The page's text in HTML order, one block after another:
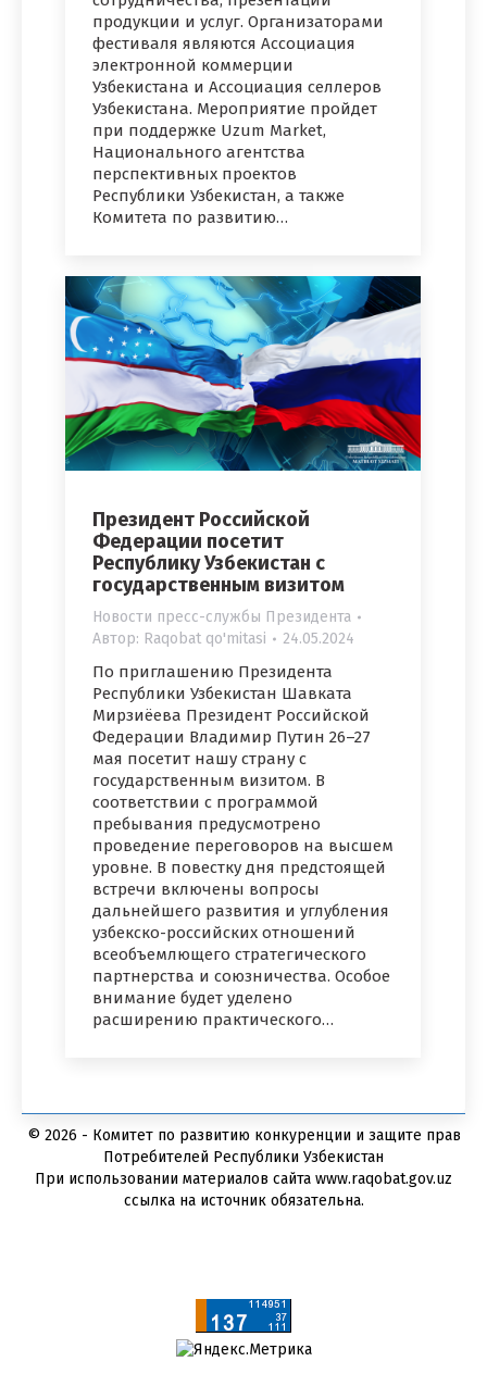
продукции и услуг. Организаторами
фестиваля являются Ассоциация
электронной коммерции
Узбекистана и Ассоциация селлеров
Узбекистана. Мероприятие пройдет
при поддержке Uzum Market,
Национального агентства
перспективных проектов
Республики Узбекистан, а также
Комитета по развитию…
Президент Российской
Федерации посетит
Республику Узбекистан с
государственным визитом
Новости пресс-службы Президента
Автор: Raqobat qo'mitasi 24.05.2024
По приглашению Президента
Республики Узбекистан Шавката
Мирзиёева Президент Российской
Федерации Владимир Путин 26–27
мая посетит нашу страну с
государственным визитом. В
соответствии с программой
пребывания предусмотрено
проведение переговоров на высшем
уровне. В повестку дня предстоящей
встречи включены вопросы
дальнейшего развития и углубления
узбекско-российских отношений
всеобъемлющего стратегического
партнерства и союзничества. Особое
внимание будет уделено
расширению практического…
© 2026 - Комитет по развитию конкуренции и защите прав
Потребителей Республики Узбекистан
При использовании материалов сайта www.raqobat.gov.uz
ссылка на источник обязательна.